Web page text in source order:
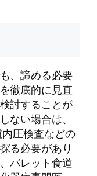
、諦める必要
徹底的に見直
討することが
ない場合は、
圧検査などの
る必要があり
バレット食道